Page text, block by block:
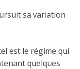
sa variation
est le régime qui
quelques